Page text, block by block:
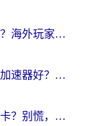
在欧洲打魔兽世界如何不卡？海外玩家的国服游戏加速终极攻略
国外玩国服英雄联盟用什么加速器好？海外党亲测有效的国服游戏加速指南
在非洲玩魔兽世界怀旧服总卡？别慌，这份指南帮你丝滑开荒